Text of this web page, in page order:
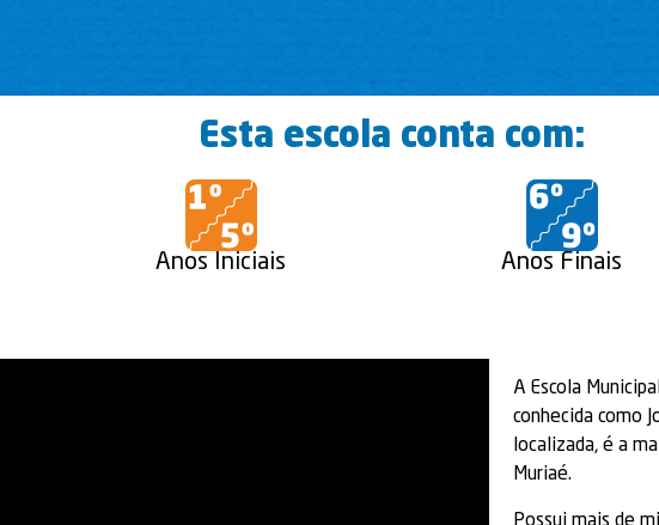
Esta escola conta com:
Anos Iniciais Anos Finais
A Escola
conhecida como
localizada, é a
Muriaé.
Possui mais de